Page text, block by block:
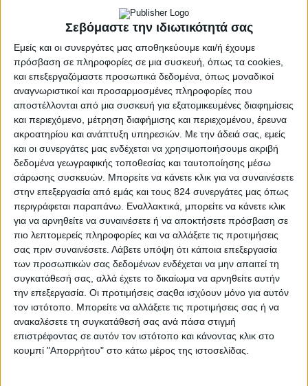
Σεβόμαστε την ιδιωτικότητά σας
Εμείς και οι συνεργάτες μας αποθηκεύουμε και/ή έχουμε
πρόσβαση σε πληροφορίες σε μια συσκευή, όπως τα cookies,
και επεξεργαζόμαστε προσωπικά δεδομένα, όπως μοναδικοί
αναγνωριστικοί και προσαρμοσμένες πληροφορίες που
αποστέλλονται από μια συσκευή για εξατομικευμένες διαφημίσεις
και περιεχόμενο, μέτρηση διαφήμισης και περιεχομένου, έρευνα
ακροατηρίου και ανάπτυξη υπηρεσιών. Με την άδειά σας, εμείς
και οι συνεργάτες μας ενδέχεται να χρησιμοποιήσουμε ακριβή
δεδομένα γεωγραφικής τοποθεσίας και ταυτοποίησης μέσω
σάρωσης συσκευών. Μπορείτε να κάνετε κλικ για να συναινέσετε
στην επεξεργασία από εμάς και τους 824 συνεργάτες μας όπως
περιγράφεται παραπάνω. Εναλλακτικά, μπορείτε να κάνετε κλικ
για να αρνηθείτε να συναινέσετε ή να αποκτήσετε πρόσβαση σε
πιο λεπτομερείς πληροφορίες και να αλλάξετε τις προτιμήσεις
σας πριν συναινέσετε. Λάβετε υπόψη ότι κάποια επεξεργασία
των προσωπικών σας δεδομένων ενδέχεται να μην απαιτεί τη
συγκατάθεσή σας, αλλά έχετε το δικαίωμα να αρνηθείτε αυτήν
την επεξεργασία. Οι προτιμήσεις σαςθα ισχύουν μόνο για αυτόν
τον ιστότοπο. Μπορείτε να αλλάξετε τις προτιμήσεις σας ή να
ανακαλέσετε τη συγκατάθεσή σας ανά πάσα στιγμή
επιστρέφοντας σε αυτόν τον ιστότοπο και κάνοντας κλικ στο
κουμπί "Απορρήτου" στο κάτω μέρος της ιστοσελίδας.
Υγεία, διατροφή & lifestyle
Διατροφή 2.0: τα τρόφιμα του μέλλοντος
18 Μάι